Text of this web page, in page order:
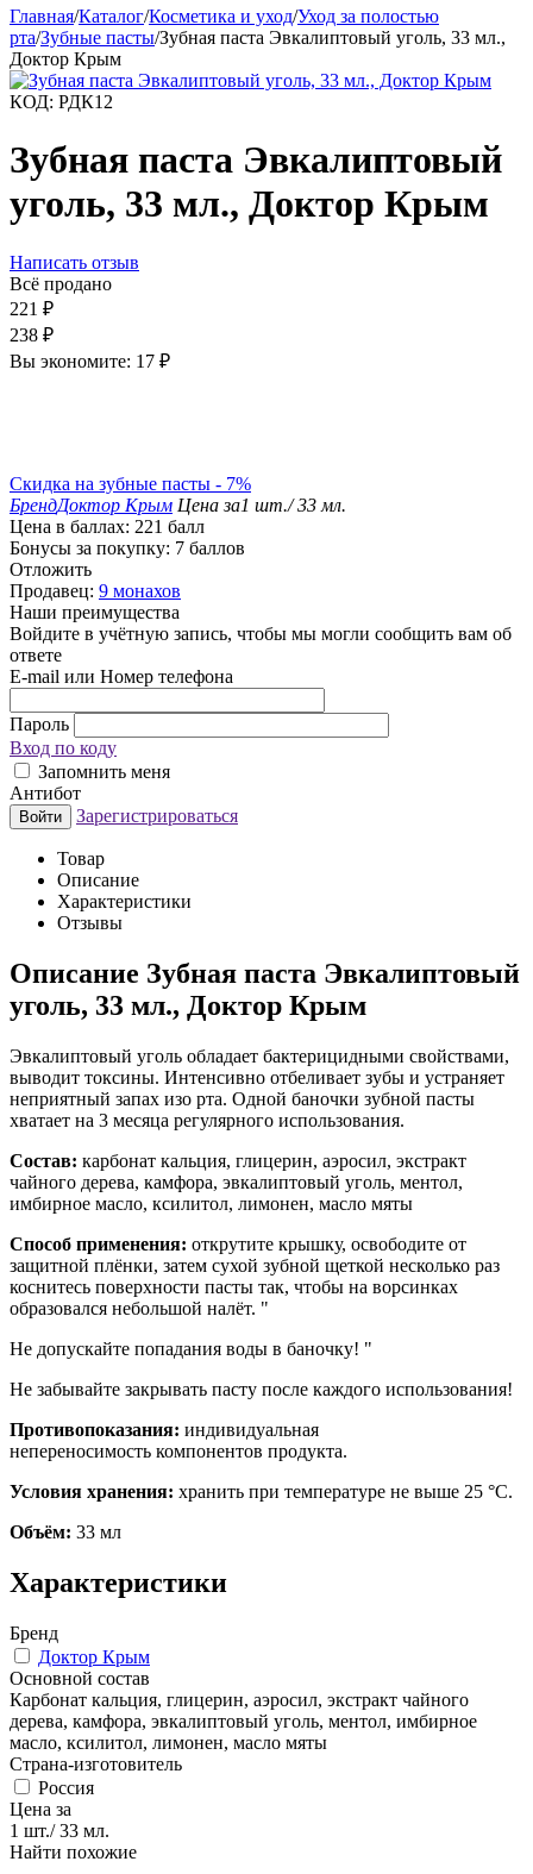
Главная/Каталог/Косметика и уход/Уход за полостью
рта/Зубные пасты/Зубная паста Эвкалиптовый уголь, 33 мл.,
Доктор Крым
КОД: РДК12
Зубная паста Эвкалиптовый
уголь, 33 мл., Доктор Крым
Написать отзыв
Всё продано
221 ₽
238 ₽
Вы экономите: 17 ₽
Скидка на зубные пасты - 7%
БрендДоктор Крым Цена за1 шт./ 33 мл.
Цена в баллах: 221 балл
Бонусы за покупку: 7 баллов
Отложить
Продавец: 9 монахов
Наши преимущества
Войдите в учётную запись, чтобы мы могли сообщить вам об
ответе
E-mail или Номер телефона
Пароль
Вход по коду
Запомнить меня
Антибот
Войти Зарегистрироваться
Товар
Описание
Характеристики
Отзывы
Описание Зубная паста Эвкалиптовый
уголь, 33 мл., Доктор Крым
Эвкалиптовый уголь обладает бактерицидными свойствами,
выводит токсины. Интенсивно отбеливает зубы и устраняет
неприятный запах изо рта. Одной баночки зубной пасты
хватает на 3 месяца регулярного использования.
Состав: карбонат кальция, глицерин, аэросил, экстракт
чайного дерева, камфора, эвкалиптовый уголь, ментол,
имбирное масло, ксилитол, лимонен, масло мяты
Способ применения: открутите крышку, освободите от
защитной плёнки, затем сухой зубной щеткой несколько раз
коснитесь поверхности пасты так, чтобы на ворсинках
образовался небольшой налёт. "
Не допускайте попадания воды в баночку! "
Не забывайте закрывать пасту после каждого использования!
Противопоказания: индивидуальная
непереносимость компонентов продукта.
Условия хранения: хранить при температуре не выше 25 °С.
Объём: 33 мл
Характеристики
Бренд
Доктор Крым
Основной состав
Карбонат кальция, глицерин, аэросил, экстракт чайного
дерева, камфора, эвкалиптовый уголь, ментол, имбирное
масло, ксилитол, лимонен, масло мяты
Страна-изготовитель
Россия
Цена за
1 шт./ 33 мл.
Найти похожие